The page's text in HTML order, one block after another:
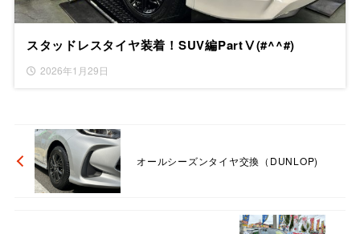
スタッドレスタイヤ装着！SUV編PartⅤ(#^^#)
2026年1月29日
オールシーズンタイヤ交換（DUNLOP)